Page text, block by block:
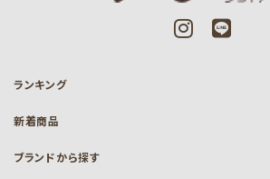
ランキング
新着商品
ブランドから探す